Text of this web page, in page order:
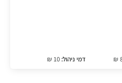
דמי ניהול: